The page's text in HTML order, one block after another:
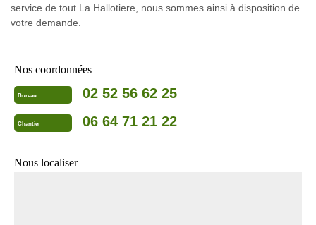
service de tout La Hallotiere, nous sommes ainsi à disposition de
votre demande.
Nos coordonnées
Bureau 02 52 56 62 25
Chantier 06 64 71 21 22
Nous localiser